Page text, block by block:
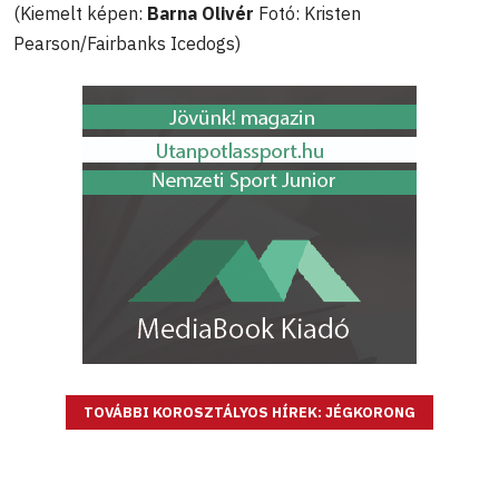
(Kiemelt képen: Barna Olivér Fotó: Kristen
Pearson/Fairbanks Icedogs)
TOVÁBBI KOROSZTÁLYOS HÍREK: JÉGKORONG